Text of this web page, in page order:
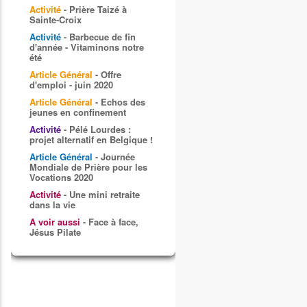
Activité - Prière Taizé à
Sainte-Croix
Activité - Barbecue de fin
d'année - Vitaminons notre
été
Article Général - Offre
d'emploi - juin 2020
Article Général - Echos des
jeunes en confinement
Activité - Pélé Lourdes :
projet alternatif en Belgique !
Article Général - Journée
Mondiale de Prière pour les
Vocations 2020
Activité - Une mini retraite
dans la vie
A voir aussi - Face à face,
Jésus Pilate